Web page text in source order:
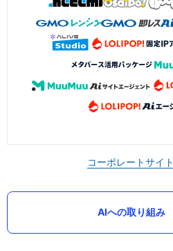
コーポレートサイト
AIへの取り組み